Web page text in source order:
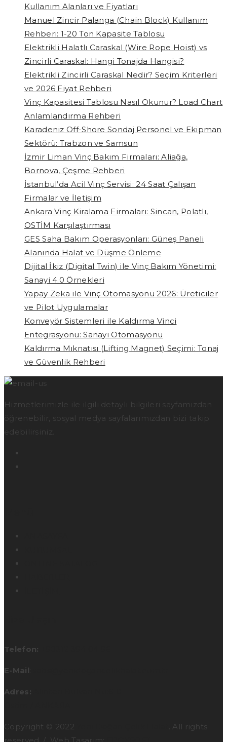
Kullanım Alanları ve Fiyatları
Manuel Zincir Palanga (Chain Block) Kullanım
Rehberi: 1-20 Ton Kapasite Tablosu
Elektrikli Halatlı Caraskal (Wire Rope Hoist) vs
Zincirli Caraskal: Hangi Tonajda Hangisi?
Elektrikli Zincirli Caraskal Nedir? Seçim Kriterleri
ve 2026 Fiyat Rehberi
Vinç Kapasitesi Tablosu Nasıl Okunur? Load Chart
Anlamlandırma Rehberi
Karadeniz Off-Shore Sondaj Personel ve Ekipman
Sektörü: Trabzon ve Samsun
İzmir Liman Vinç Bakım Firmaları: Aliağa,
Bornova, Çeşme Rehberi
İstanbul’da Acil Vinç Servisi: 24 Saat Çalışan
Firmalar ve İletişim
Ankara Vinç Kiralama Firmaları: Sincan, Polatlı,
OSTİM Karşılaştırması
GES Saha Bakım Operasyonları: Güneş Paneli
Alanında Halat ve Düşme Önleme
Dijital İkiz (Digital Twin) ile Vinç Bakım Yönetimi:
Sanayi 4.0 Örnekleri
Yapay Zeka ile Vinç Otomasyonu 2026: Üreticiler
ve Pilot Uygulamalar
Konveyör Sistemleri ile Kaldırma Vinci
Entegrasyonu: Sanayi Otomasyonu
Kaldırma Mıknatısı (Lifting Magnet) Seçimi: Tonaj
ve Güvenlik Rehberi
Hizmetlerimizle ile ilgili detaylı bilgileri sayfamızdan
öğrenebilir, sosyal medya sayfalarımızdan bizi takip
edebilirsiniz.
Telefon:
E-Mail
Adres:
Copyright © 2022
. All rights